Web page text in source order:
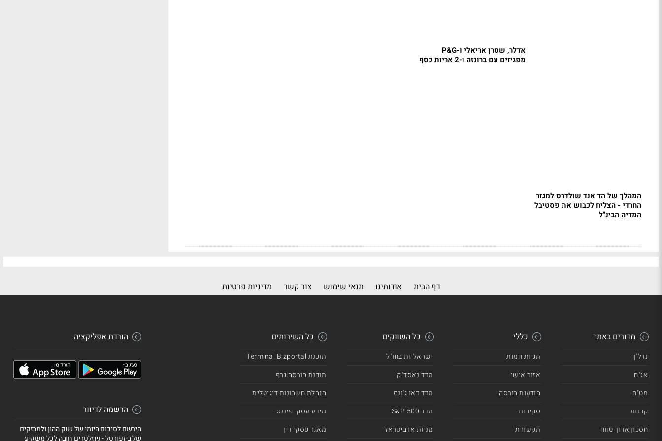
אדלר, שטרן אריאלי ו-P&G
מפגיזים עם ברונזה ו-2 אריות כסף
המהלך של הד אנד שולדרס למגזר
החרדי - הצליח לכבוש את פסטיבל
המדיה הבינ"ל
דף הבית אודותינו תנאי שימוש צור קשר מדיניות פרטיות
מדורים באתר
נדל"ן
אג"ח
מט"ח
קרנות
חסכון ארוך טווח
כללי
תגיות חמות
אזור אישי
הודעות בורסה
סקירות
תקשורת
כל השווקים
ישראליות בחו"ל
מדד נאסד"ק
מדד דאו ג'ונס
מדד 500 S&P
מניות ארביטראז'
כל השירותים
תוכנת Terminal Bizportal
תוכנת בורסה גרף
הנהלת חשבונות דיגיטלית
מידע עסקי פיננסי
מאגר פסקי דין
הורדת אפליקציה
הרשמה לדיוור
הירשם לסיכום היומי של שוק ההון ולמבזקים
של ביזפורטל - ניוזלטרים חובה לכל משקיע